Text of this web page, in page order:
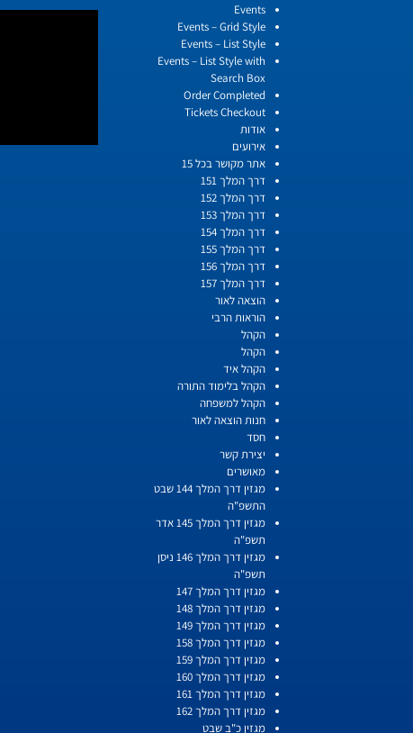
Events
Events – Grid Style
Events – List Style
Events – List Style with
Search Box
Order Completed
Tickets Checkout
אודות
אירועים
אתר מקושר בכל 15
דרך המלך 151
דרך המלך 152
דרך המלך 153
דרך המלך 154
דרך המלך 155
דרך המלך 156
דרך המלך 157
הוצאה לאור
הוראות הרבי
הקהל
הקהל
הקהל איד
הקהל בלימוד התורה
הקהל למשפחה
חנות הוצאה לאור
חסד
יצירת קשר
מאושרים
מגזין דרך המלך 144 שבט
התשפ"ה
מגזין דרך המלך 145 אדר
תשפ"ה
מגזין דרך המלך 146 ניסן
תשפ"ה
מגזין דרך המלך 147
מגזין דרך המלך 148
מגזין דרך המלך 149
מגזין דרך המלך 158
מגזין דרך המלך 159
מגזין דרך המלך 160
מגזין דרך המלך 161
מגזין דרך המלך 162
מגזין כ"ב שבט